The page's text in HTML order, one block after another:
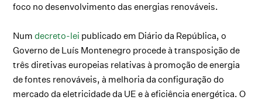
foco no desenvolvimento das energias renováveis.
Numdecreto-lei publicado em Diário da República, o
Governo de Luís Montenegro procede à transposição de
três diretivas europeias relativas à promoção de energia
de fontes renováveis, à melhoria da configuração do
mercado da eletricidade da UE e à eficiência energética. O